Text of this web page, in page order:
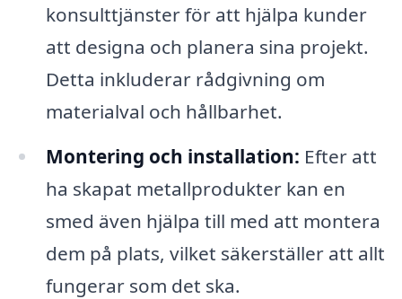
konsulttjänster för att hjälpa kunder
att designa och planera sina projekt.
Detta inkluderar rådgivning om
materialval och hållbarhet.
Montering och installation: Efter att
ha skapat metallprodukter kan en
smed även hjälpa till med att montera
dem på plats, vilket säkerställer att allt
fungerar som det ska.